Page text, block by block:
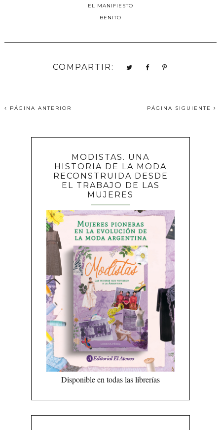
EL MANIFIESTO
BENITO
COMPARTIR:
PÁGINA ANTERIOR PÁGINA SIGUIENTE
MODISTAS. UNA
HISTORIA DE LA MODA
RECONSTRUIDA DESDE
EL TRABAJO DE LAS
MUJERES
Disponible en todas las librerías